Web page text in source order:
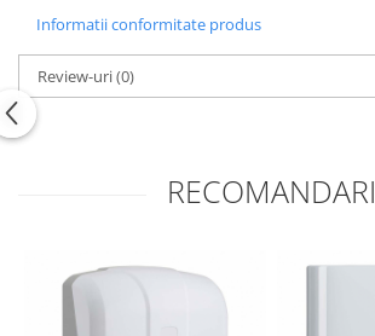
Informatii conformitate produs
Review-uri(0)
RECOMANDARI